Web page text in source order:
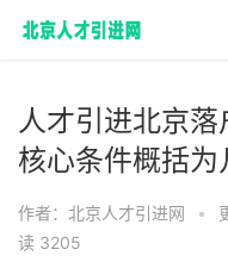
人才引进北京落
核心条件概括为
作者：北京人才引进网 •
读 3205